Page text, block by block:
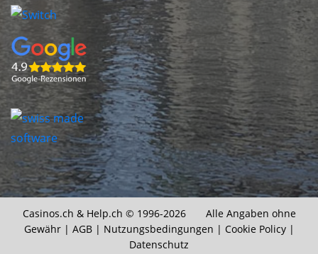
Casinos.ch & Help.ch © 1996-2026 Alle Angaben ohne
Gewähr | AGB| Nutzungsbedingungen | Cookie Policy|
Datenschutz